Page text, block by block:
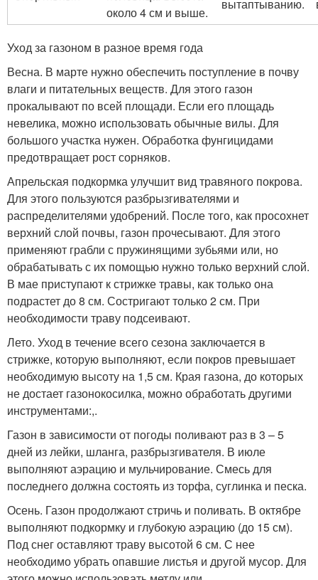
около 4 см и выше.
вытаптыванию.
Уход за газоном в разное время года
Весна. В марте нужно обеспечить поступление в почву
влаги и питательных веществ. Для этого газон
прокалывают по всей площади. Если его площадь
невелика, можно использовать обычные вилы. Для
большого участка нужен. Обработка фунгицидами
предотвращает рост сорняков.
Апрельская подкормка улучшит вид травяного покрова.
Для этого пользуются разбрызгивателями и
распределителями удобрений. После того, как просохнет
верхний слой почвы, газон прочесывают. Для этого
применяют грабли с пружинящими зубьями или, но
обрабатывать с их помощью нужно только верхний слой.
В мае приступают к стрижке травы, как только она
подрастет до 8 см. Состригают только 2 см. При
необходимости траву подсеивают.
Лето. Уход в течение всего сезона заключается в
стрижке, которую выполняют, если покров превышает
необходимую высоту на 1,5 см. Края газона, до которых
не достает газонокосилка, можно обработать другими
инструментами:,.
Газон в зависимости от погоды поливают раз в 3 – 5
дней из лейки, шланга, разбрызгивателя. В июле
выполняют аэрацию и мульчирование. Смесь для
последнего должна состоять из торфа, суглинка и песка.
Осень. Газон продолжают стричь и поливать. В октябре
выполняют подкормку и глубокую аэрацию (до 15 см).
Под снег оставляют траву высотой 6 см. С нее
необходимо убрать опавшие листья и другой мусор. Для